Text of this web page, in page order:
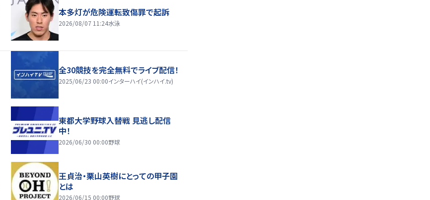
本多灯が危険運転致傷罪で起訴
2026/08/07 11:24水泳
全30競技を完全無料でライブ配信！
2025/06/23 00:00インターハイ(インハイ.tv)
東都大学野球入替戦 見逃し配信
中！
2026/06/30 00:00野球
王貞治・栗山英樹にとっての甲子園
とは
2026/06/15 00:00野球